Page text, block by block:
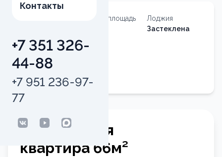
Контакты
+7 351 326-
44-88
+7 951 236-97-
77
Квартира
Общая площадь
Лоджия
Застеклена
квартиры
108
2-комнатная
квартира 66м²